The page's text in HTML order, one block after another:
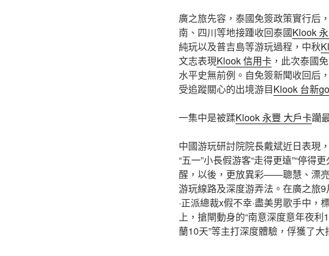
廣之旅先容，泰國免簽政策實行后
南、四川等地接踵收回泰國Klook
純玩以及普吉島等游玩過程，中秋
文志表現Klook 信用卡 ，此次泰國
水平史無前例。自免簽新聞收回后
受追蹤關心的出境游目Klook 台新
一集中是被蹂Klook 永豐 大戶卡躪
中國游玩研討院院長戴斌近日表現
“五一”小長假游客“走得更遠”“停得
醒，以後，更放異彩——聰慧、漂
游玩線路及深度游弄法。在廣之旅
·正派總裁x假不幸·盡美男歌手中，
上，搶閘動身的“南意深度意年夜利1
蘭10天”等主打深度體驗，俘獲了大